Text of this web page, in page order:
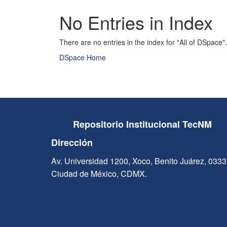
No Entries in Index
There are no entries in the index for "All of DSpace".
DSpace Home
Repositorio Institucional TecNM
Dirección
Av. Universidad 1200, Xoco, Benito Juárez,
Ciudad de México, CDMX.